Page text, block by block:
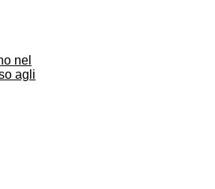
nel
agli